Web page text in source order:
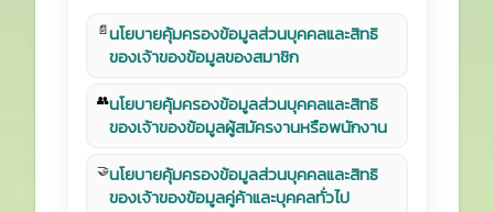
📄นโยบายคุ้มครองข้อมูลส่วนบุคคลและสิทธิ
ของเจ้าของข้อมูลของสมาชิก
👥นโยบายคุ้มครองข้อมูลส่วนบุคคลและสิทธิ
ของเจ้าของข้อมูลผู้สมัครงานหรือพนักงาน
🤝นโยบายคุ้มครองข้อมูลส่วนบุคคลและสิทธิ
ของเจ้าของข้อมูลคู่ค้าและบุคคลทั่วไป